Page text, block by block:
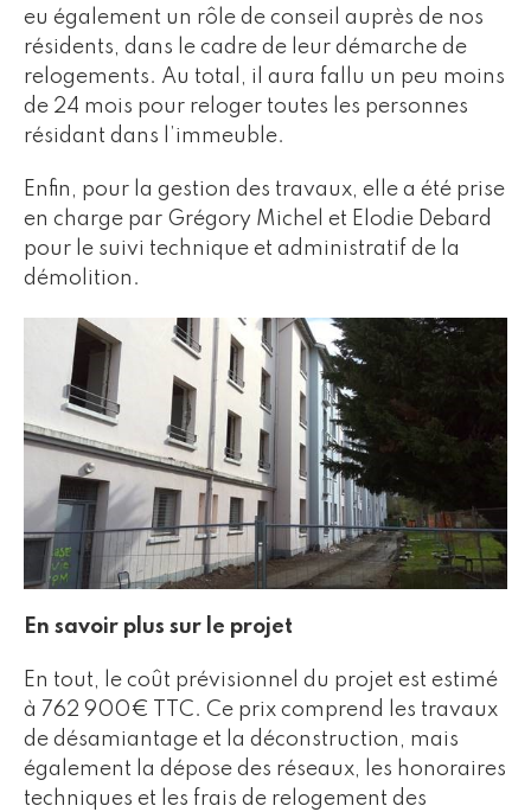
eu également un rôle de conseil auprès de nos
résidents, dans le cadre de leur démarche de
relogements. Au total, il aura fallu un peu moins
de 24 mois pour reloger toutes les personnes
résidant dans l’immeuble.
Enfin, pour la gestion des travaux, elle a été prise
en charge par Grégory Michel et Elodie Debard
pour le suivi technique et administratif de la
démolition.
En savoir plus sur le projet
En tout, le coût prévisionnel du projet est estimé
à 762 900€ TTC. Ce prix comprend les travaux
de désamiantage et la déconstruction, mais
également la dépose des réseaux, les honoraires
techniques et les frais de relogement des